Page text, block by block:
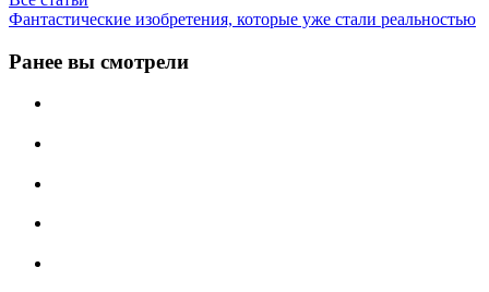
Фантастические изобретения, которые уже стали реальностью
Ранее вы смотрели